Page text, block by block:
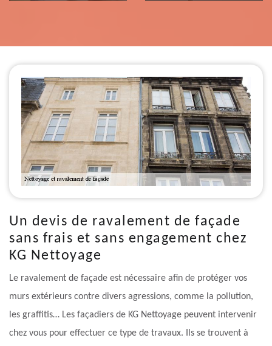
Un devis de ravalement de façade
sans frais et sans engagement chez
KG Nettoyage
Le ravalement de façade est nécessaire afin de protéger vos
murs extérieurs contre divers agressions, comme la pollution,
les graffitis… Les façadiers de KG Nettoyage peuvent intervenir
chez vous pour effectuer ce type de travaux. Ils se trouvent à